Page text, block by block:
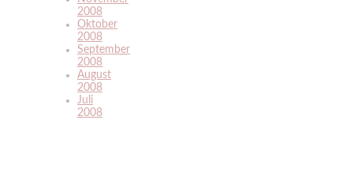
2008
Oktober
2008
September
2008
August
2008
Juli
2008